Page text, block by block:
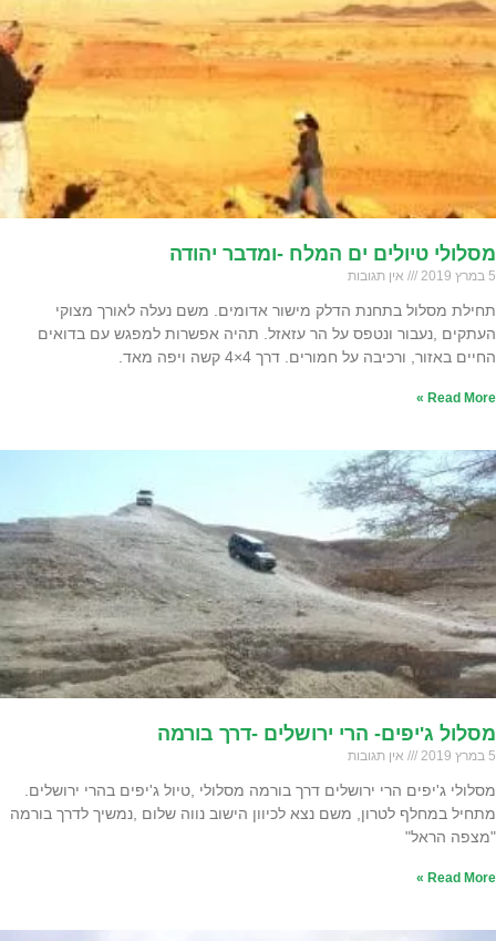
מסלולי טיולים ים המלח -ומדבר יהודה
5 במרץ 2019 אין תגובות
תחילת מסלול בתחנת הדלק מישור אדומים. משם נעלה לאורך מצוקי
העתקים ,נעבור ונטפס על הר עזאזל. תהיה אפשרות למפגש עם בדואים
החיים באזור, ורכיבה על חמורים. דרך 4×4 קשה ויפה מאד.
Read More »
מסלול ג'יפים- הרי ירושלים -דרך בורמה
5 במרץ 2019 אין תגובות
מסלולי ג'יפים הרי ירושלים דרך בורמה מסלולי ,טיול ג'יפים בהרי ירושלים.
מתחיל במחלף לטרון, משם נצא לכיוון הישוב נווה שלום ,נמשיך לדרך בורמה
"מצפה הראל"
Read More »